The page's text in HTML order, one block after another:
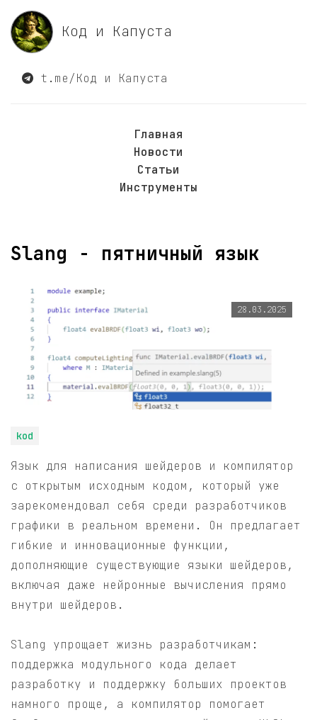
Код и Капуста
t.me/Код и Капуста
Главная
Новости
Статьи
Инструменты
Slang - пятничный язык
28.03.2025
kod
Язык для написания шейдеров и компилятор
с открытым исходным кодом, который уже
зарекомендовал себя среди разработчиков
графики в реальном времени. Он предлагает
гибкие и инновационные функции,
дополняющие существующие языки шейдеров,
включая даже нейронные вычисления прямо
внутри шейдеров.
Slang упрощает жизнь разработчикам:
поддержка модульного кода делает
разработку и поддержку больших проектов
намного проще, а компилятор помогает